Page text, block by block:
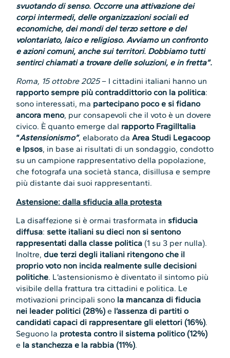
svuotando di senso. Occorre una attivazione dei
corpi intermedi, delle organizzazioni sociali ed
economiche, dei mondi del terzo settore e del
volontariato, laico e religioso. Avviamo un confronto
e azioni comuni, anche sui territori. Dobbiamo tutti
sentirci chiamati a trovare delle soluzioni, e in fretta”.
Roma, 15 ottobre 2025– I cittadini italiani hanno un
rapporto sempre più contraddittorio con la politica:
sono interessati, ma partecipano poco e si fidano
ancora meno, pur consapevoli che il voto è un dovere
civico. È quanto emerge dal rapporto FragilItalia
“Astensionismo”, elaborato daArea Studi Legacoop
e Ipsos, in base ai risultati di un sondaggio, condotto
su un campione rappresentativo della popolazione,
che fotografa una società stanca, disillusa e sempre
più distante dai suoi rappresentanti.
Astensione: dalla sfiducia alla protesta
La disaffezione si è ormai trasformata in sfiducia
diffusa: sette italiani su dieci non si sentono
rappresentati dalla classe politica (1 su 3 per nulla).
Inoltre,due terzi degli italiani ritengono che il
proprio voto non incida realmente sulle decisioni
politiche. L’astensionismo è diventato il sintomo più
visibile della frattura tra cittadini e politica. Le
motivazioni principali sono la mancanza di fiducia
nei leader politici (28%)e l’assenza di partiti o
candidati capaci di rappresentare gli elettori (16%).
Seguono la protesta contro il sistema politico (12%)
e la stanchezza e la rabbia (11%).